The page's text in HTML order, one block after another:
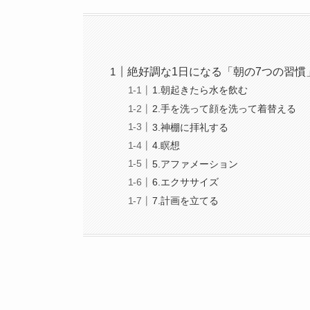
絶好調な1日になる「朝の7つの習慣
1.朝起きたら水を飲む
2.手を洗って顔を洗って着替える
3.神棚に拝礼する
4.瞑想
5.アファメーション
6.エクササイズ
7.計画を立てる